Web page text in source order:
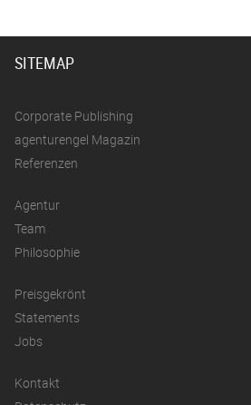
SITEMAP
Corporate Publishing
agenturengel Magazin
Referenzen
Agentur
Team
Philosophie
Preisgekrönt
Statements
Jobs
Kontakt